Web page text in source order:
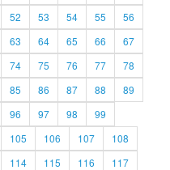
52 53 54 55
56
63 64 65 66
67
74 75 76 77
78
85 86 87 88
89
96 97 98
99
105 106 107
108
114 115 116
117